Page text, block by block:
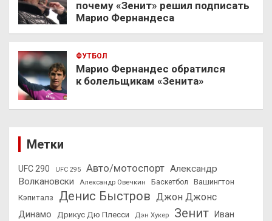
почему «Зенит» решил подписать
Марио Фернандеса
ФУТБОЛ
Марио Фернандес обратился
к болельщикам «Зенита»
Метки
UFC 290 UFC 295 Авто/мотоспорт Александр
Волкановски
Александр Овечкин Баскетбол
Вашингтон
Кэпиталз
Денис Быстров Джон Джонс
Динамо Дрикус Дю Плесси Дэн Хукер Зенит
Иван